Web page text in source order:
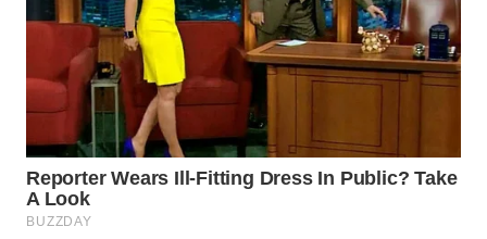
WN
TANJUNG
LESUNG
WN
KARO
WN
SIMALUNGUN